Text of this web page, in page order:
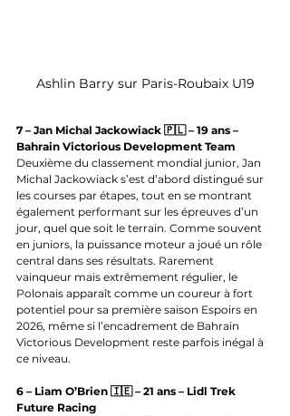
Ashlin Barry sur Paris-Roubaix U19
7 – Jan Michal Jackowiack 🇵🇱 – 19 ans –
Bahrain Victorious Development Team
Deuxième du classement mondial junior, Jan
Michal Jackowiack s’est d’abord distingué sur
les courses par étapes, tout en se montrant
également performant sur les épreuves d’un
jour, quel que soit le terrain. Comme souvent
en juniors, la puissance moteur a joué un rôle
central dans ses résultats. Rarement
vainqueur mais extrêmement régulier, le
Polonais apparaît comme un coureur à fort
potentiel pour sa première saison Espoirs en
2026, même si l’encadrement de Bahrain
Victorious Development reste parfois inégal à
ce niveau.
6 – Liam O’Brien 🇮🇪 – 21 ans – Lidl Trek
Future Racing